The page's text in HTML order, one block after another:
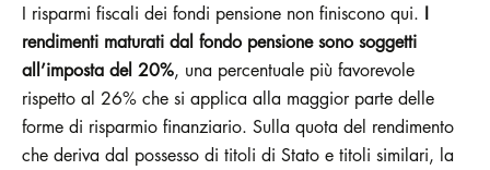
I risparmi fiscali dei fondi pensione non finiscono qui. I
rendimenti maturati dal fondo pensione sono soggetti
all’imposta del 20%, una percentuale più favorevole
rispetto al 26% che si applica alla maggior parte delle
forme di risparmio finanziario. Sulla quota del rendimento
che deriva dal possesso di titoli di Stato e titoli similari, la